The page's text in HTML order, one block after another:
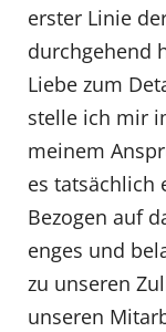
erster Linie
durchgehend
Liebe zum
stelle ich mir
meinem
es tatsächlich
Bezogen auf
enges und
zu unseren
unseren